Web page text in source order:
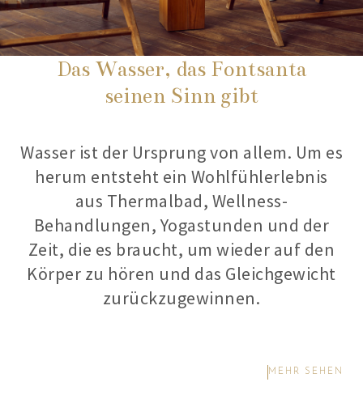
Das Wasser, das Fontsanta
seinen Sinn gibt
Wasser ist der Ursprung von allem. Um es
herum entsteht ein Wohlfühlerlebnis
aus Thermalbad, Wellness-
Behandlungen, Yogastunden und der
Zeit, die es braucht, um wieder auf den
Körper zu hören und das Gleichgewicht
zurückzugewinnen.
MEHR SEHEN